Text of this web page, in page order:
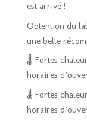
est arrivé !
Obtention du
une belle
🌡️ Fortes
horaires
🌡️ Fortes
horaires